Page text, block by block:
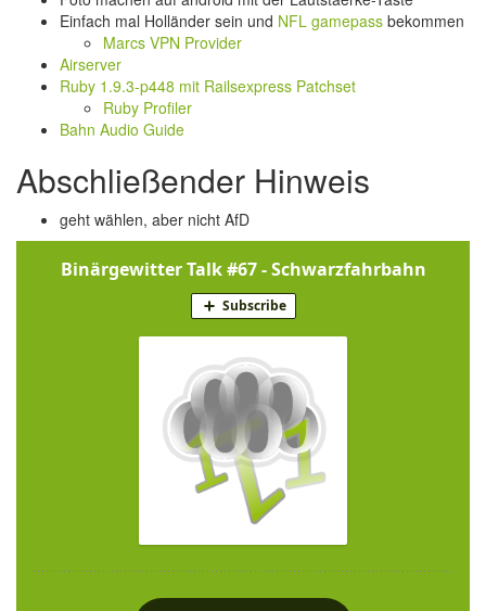
Einfach mal Holländer sein und NFL gamepass bekommen
Marcs VPN Provider
Airserver
Ruby 1.9.3-p448 mit Railsexpress Patchset
Ruby Profiler
Bahn Audio Guide
Abschließender Hinweis
geht wählen, aber nicht AfD